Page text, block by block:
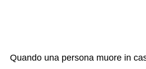
Quando una persona muore in